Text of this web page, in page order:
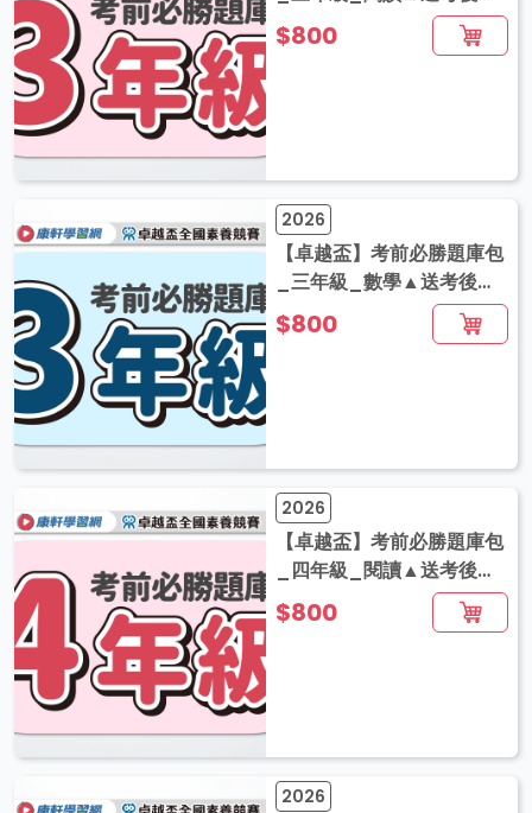
音解題
$800
2026
【卓越盃】考前必勝題庫包
_三年級_數學▲送考後影
音解題
$800
2026
【卓越盃】考前必勝題庫包
_四年級_閱讀▲送考後影
音解題
$800
2026